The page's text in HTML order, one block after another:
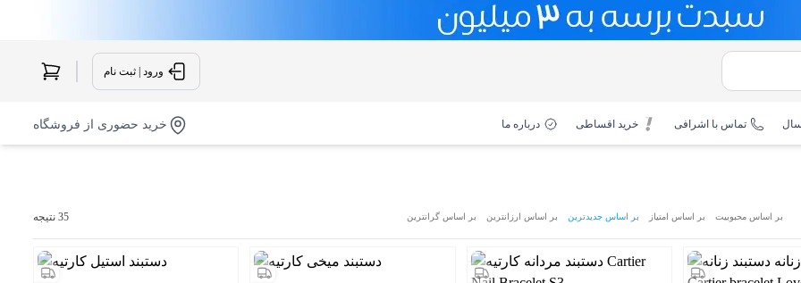
ورود | ثبت نام
تماس با اشرافی خرید اقساطی درباره ما خرید حضوری از فروشگاه
بر اساس محبوبیت بر اساس امتیاز بر اساس جدیدترین بر اساس ارزانترین بر اساس گرانترین 35 نتیجه